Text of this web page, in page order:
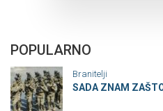
POPULARNO
Branitelji
SADA ZNAM